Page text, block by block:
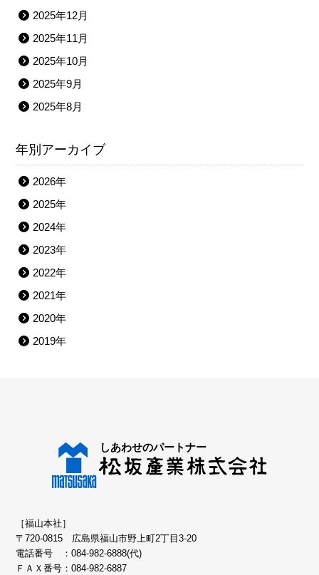
2025年12月
2025年11月
2025年10月
2025年9月
2025年8月
年別アーカイブ
2026年
2025年
2024年
2023年
2022年
2021年
2020年
2019年
［福山本社］
〒720-0815 広島県福山市野上町2丁目3-20
電話番号 ：084-982-6888(代)
ＦＡＸ番号：084-982-6887